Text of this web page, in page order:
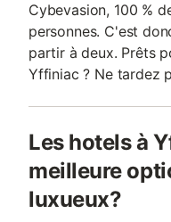
Cybevasion, 100 %
personnes. C'est
partir à deux. Prêts
Yffiniac ? Ne tardez
Les hotels à
meilleure
luxueux?